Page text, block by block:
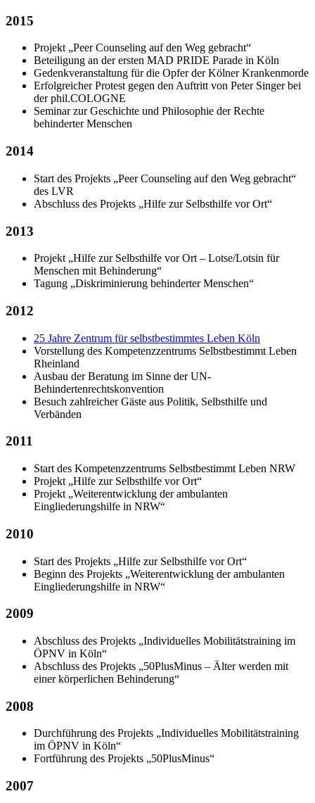
2015
Projekt „Peer Counseling auf den Weg gebracht“
Beteiligung an der ersten MAD PRIDE Parade in Köln
Gedenkveranstaltung für die Opfer der Kölner Krankenmorde
Erfolgreicher Protest gegen den Auftritt von Peter Singer bei
der phil.COLOGNE
Seminar zur Geschichte und Philosophie der Rechte
behinderter Menschen
2014
Start des Projekts „Peer Counseling auf den Weg gebracht“
des LVR
Abschluss des Projekts „Hilfe zur Selbsthilfe vor Ort“
2013
Projekt „Hilfe zur Selbsthilfe vor Ort – Lotse/Lotsin für
Menschen mit Behinderung“
Tagung „Diskriminierung behinderter Menschen“
2012
25 Jahre Zentrum für selbstbestimmtes Leben Köln
Vorstellung des Kompetenzzentrums Selbstbestimmt Leben
Rheinland
Ausbau der Beratung im Sinne der UN-
Behindertenrechtskonvention
Besuch zahlreicher Gäste aus Politik, Selbsthilfe und
Verbänden
2011
Start des Kompetenzzentrums Selbstbestimmt Leben NRW
Projekt „Hilfe zur Selbsthilfe vor Ort“
Projekt „Weiterentwicklung der ambulanten
Eingliederungshilfe in NRW“
2010
Start des Projekts „Hilfe zur Selbsthilfe vor Ort“
Beginn des Projekts „Weiterentwicklung der ambulanten
Eingliederungshilfe in NRW“
2009
Abschluss des Projekts „Individuelles Mobilitätstraining im
ÖPNV in Köln“
Abschluss des Projekts „50PlusMinus – Älter werden mit
einer körperlichen Behinderung“
2008
Durchführung des Projekts „Individuelles Mobilitätstraining
im ÖPNV in Köln“
Fortführung des Projekts „50PlusMinus“
2007